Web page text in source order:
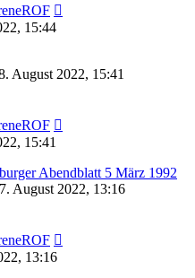
15:44
August 2022, 15:41
15:41
Abendblatt 5 März 1992
August 2022, 13:16
13:16